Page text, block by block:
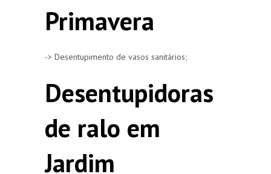
Primavera
-> Desentupimento de vasos sanitários;
Desentupidoras
de ralo em
Jardim